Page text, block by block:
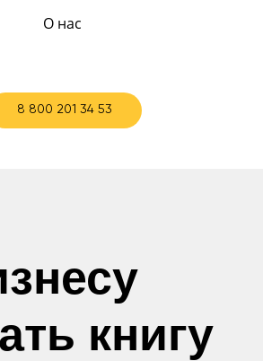
О нас
8 800 201 34 53
книгу